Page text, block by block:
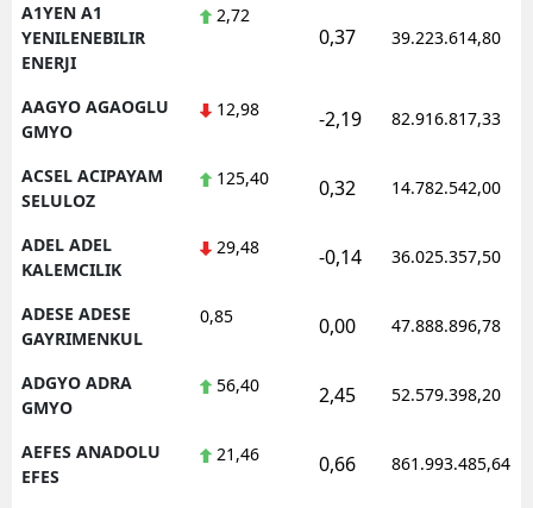
A1YEN A1
YENILENEBILIR
ENERJI
2,72
0,37 39.223.614,80
AAGYO AGAOGLU
GMYO
12,98 -2,19 82.916.817,33
ACSEL ACIPAYAM
SELULOZ
125,40 0,32 14.782.542,00
ADEL ADEL
KALEMCILIK
29,48 -0,14 36.025.357,50
ADESE ADESE
GAYRIMENKUL
0,85 0,00 47.888.896,78
ADGYO ADRA
GMYO
56,40 2,45 52.579.398,20
AEFES ANADOLU
EFES
21,46 0,66 861.993.485,64